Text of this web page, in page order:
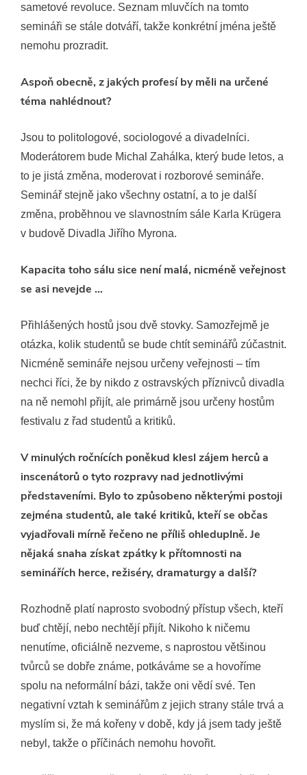
sametové revoluce. Seznam mluvčích na tomto
semináři se stále dotváří, takže konkrétní jména ještě
nemohu prozradit.
Aspoň obecně, z jakých profesí by měli na určené
téma nahlédnout?
Jsou to politologové, sociologové a divadelníci.
Moderátorem bude Michal Zahálka, který bude letos, a
to je jistá změna, moderovat i rozborové semináře.
Seminář stejně jako všechny ostatní, a to je další
změna, proběhnou ve slavnostním sále Karla Krügera
v budově Divadla Jiřího Myrona.
Kapacita toho sálu sice není malá, nicméně veřejnost
se asi nevejde …
Přihlášených hostů jsou dvě stovky. Samozřejmě je
otázka, kolik studentů se bude chtít seminářů zúčastnit.
Nicméně semináře nejsou určeny veřejnosti – tím
nechci říci, že by nikdo z ostravských příznivců divadla
na ně nemohl přijít, ale primárně jsou určeny hostům
festivalu z řad studentů a kritiků.
V minulých ročnících poněkud klesl zájem herců a
inscenátorů o tyto rozpravy nad jednotlivými
představeními. Bylo to způsobeno některými postoji
zejména studentů, ale také kritiků, kteří se občas
vyjadřovali mírně řečeno ne příliš ohleduplně. Je
nějaká snaha získat zpátky k přítomnosti na
seminářích herce, režiséry, dramaturgy a další?
Rozhodně platí naprosto svobodný přístup všech, kteří
buď chtějí, nebo nechtějí přijít. Nikoho k ničemu
nenutíme, oficiálně nezveme, s naprostou většinou
tvůrců se dobře známe, potkáváme se a hovoříme
spolu na neformální bázi, takže oni vědí své. Ten
negativní vztah k seminářům z jejich strany stále trvá a
myslím si, že má kořeny v době, kdy já jsem tady ještě
nebyl, takže o příčinách nemohu hovořit.